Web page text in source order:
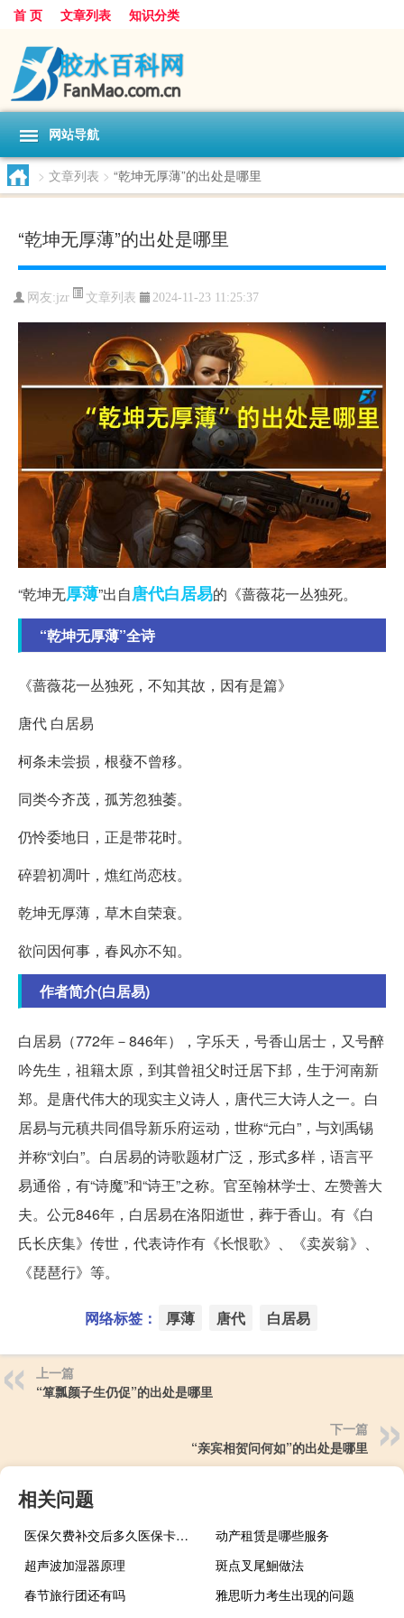
首 页 文章列表 知识分类
网站导航
> 文章列表 > “乾坤无厚薄”的出处是哪里
“乾坤无厚薄”的出处是哪里
网友:jzr 文章列表 2024-11-23 11:25:37
“乾坤无厚薄”出自唐代白居易的《蔷薇花一丛独死。
“乾坤无厚薄”全诗
《蔷薇花一丛独死，不知其故，因有是篇》
唐代 白居易
柯条未尝损，根蕟不曾移。
同类今齐茂，孤芳忽独萎。
仍怜委地日，正是带花时。
碎碧初凋叶，燋红尚恋枝。
乾坤无厚薄，草木自荣衰。
欲问因何事，春风亦不知。
作者简介(白居易)
白居易（772年－846年），字乐天，号香山居士，又号醉
吟先生，祖籍太原，到其曾祖父时迁居下邽，生于河南新
郑。是唐代伟大的现实主义诗人，唐代三大诗人之一。白
居易与元稹共同倡导新乐府运动，世称“元白”，与刘禹锡
并称“刘白”。白居易的诗歌题材广泛，形式多样，语言平
易通俗，有“诗魔”和“诗王”之称。官至翰林学士、左赞善大
夫。公元846年，白居易在洛阳逝世，葬于香山。有《白
氏长庆集》传世，代表诗作有《长恨歌》、《卖炭翁》、
《琵琶行》等。
网络标签： 厚薄 唐代 白居易
上一篇
“箪瓢颜子生仍促”的出处是哪里
下一篇
“亲宾相贺问何如”的出处是哪里
相关问题
医保欠费补交后多久医保卡可以解冻
动产租赁是哪些服务
超声波加湿器原理
斑点叉尾鮰做法
春节旅行团还有吗
雅思听力考生出现的问题